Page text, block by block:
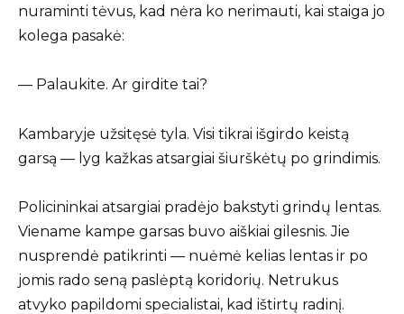
nuraminti tėvus, kad nėra ko nerimauti, kai staiga jo
kolega pasakė:
— Palaukite. Ar girdite tai?
Kambaryje užsitęsė tyla. Visi tikrai išgirdo keistą
garsą — lyg kažkas atsargiai šiurškėtų po grindimis.
Policininkai atsargiai pradėjo bakstyti grindų lentas.
Viename kampe garsas buvo aiškiai gilesnis. Jie
nusprendė patikrinti — nuėmė kelias lentas ir po
jomis rado seną paslėptą koridorių. Netrukus
atvyko papildomi specialistai, kad ištirtų radinį.